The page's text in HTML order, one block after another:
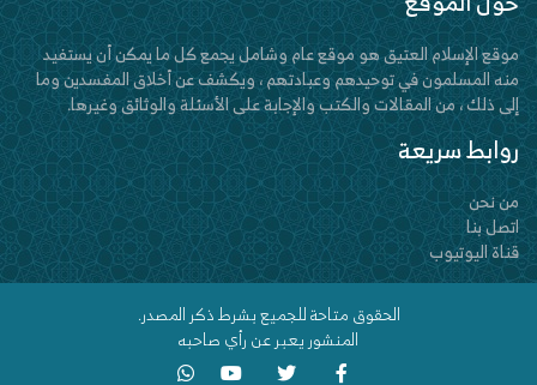
موقع الإسلام العتيق هو موقع عام وشامل يجمع كل ما يمكن أن يستفيد
منه المسلمون في توحيدهم وعبادتهم ، ويكشف عن أخلاق المفسدين وما
إلى ذلك ، من المقالات والكتب والإجابة على الأسئلة والوثائق وغيرها.
روابط سريعة
من نحن
اتصل بنا
قناة اليوتيوب
الحقوق متاحة للجميع بشرط ذكر المصدر.
المنشور يعبر عن رأي صاحبه